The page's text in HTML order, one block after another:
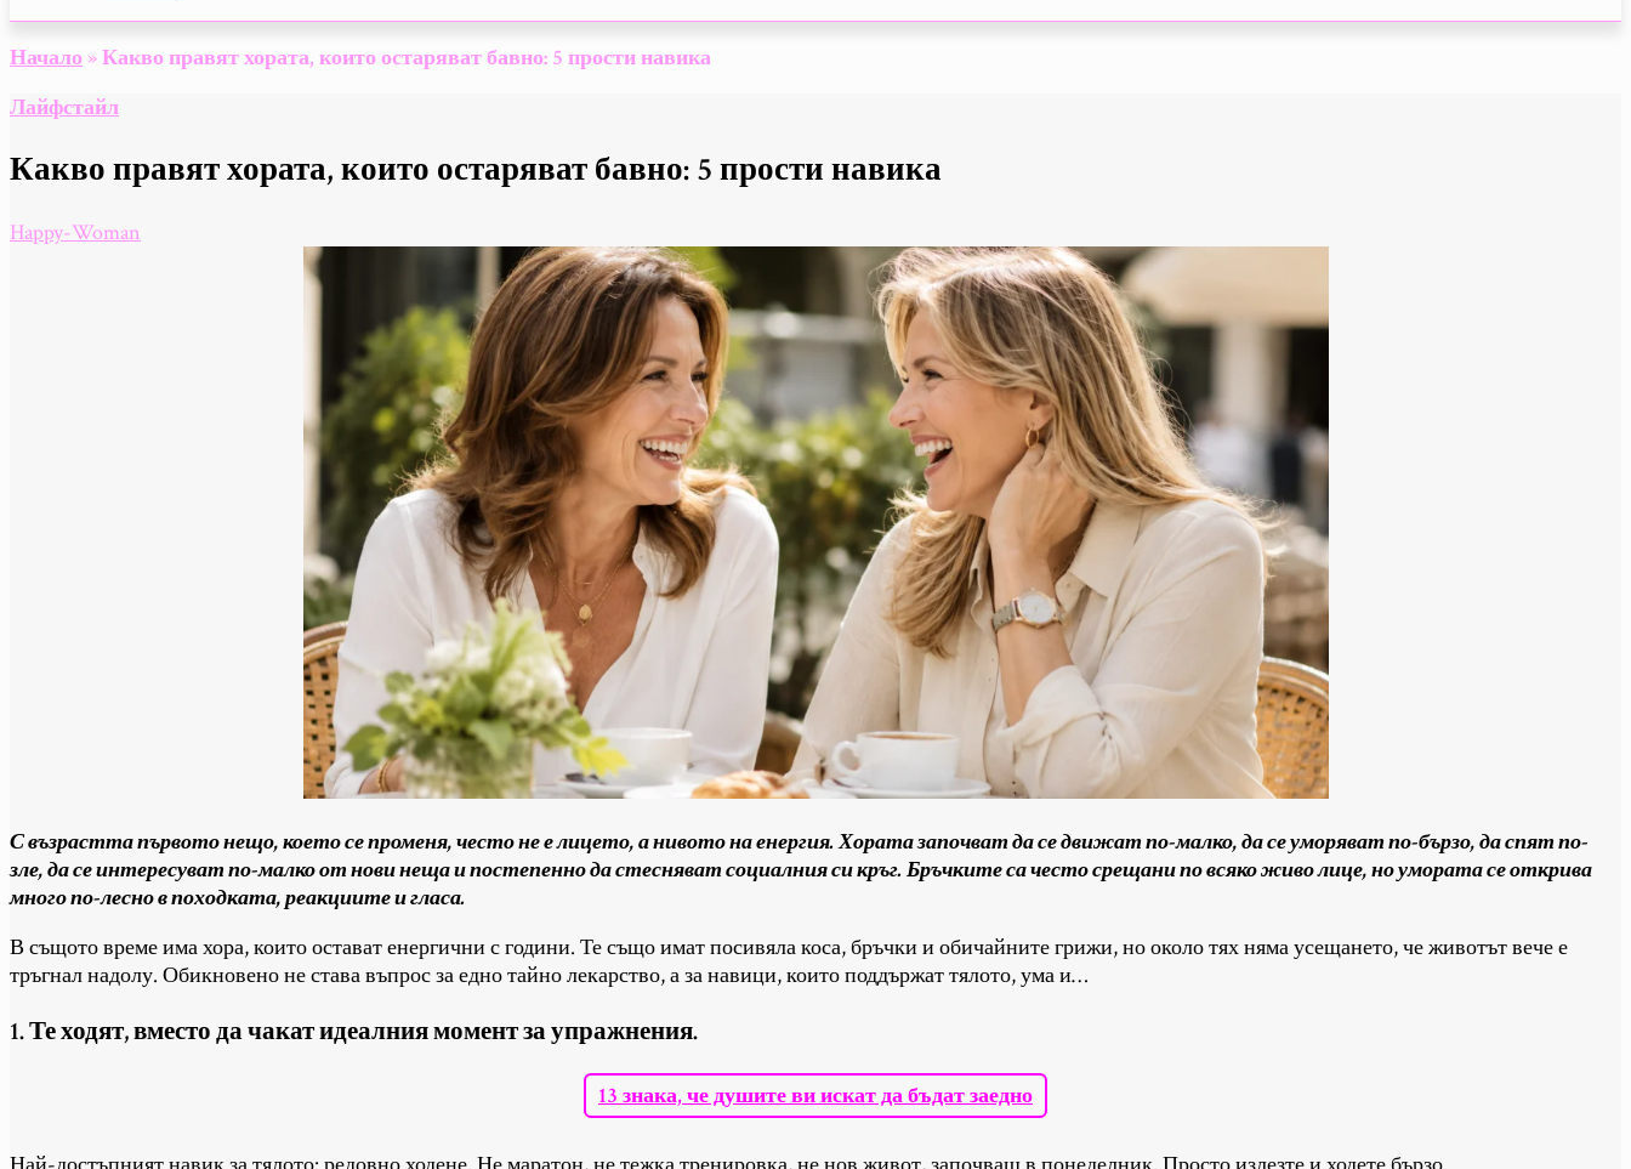
Начало»Какво правят хората, които остаряват бавно: 5 прости навика
Лайфстайл
Какво правят хората, които остаряват бавно: 5 прости навика
Happy-Woman
С възрастта първото нещо, което се променя, често не е лицето, а нивото на енергия. Хората започват да се движат по-малко, да се уморяват по-бързо, да спят по-
зле, да се интересуват по-малко от нови неща и постепенно да стесняват социалния си кръг. Бръчките са често срещани по всяко живо лице, но умората се открива
много по-лесно в походката, реакциите и гласа.
В същото време има хора, които остават енергични с години. Те също имат посивяла коса, бръчки и обичайните грижи, но около тях няма усещането, че животът вече е
тръгнал надолу. Обикновено не става въпрос за едно тайно лекарство, а за навици, които поддържат тялото, ума и…
1. Те ​​ходят, вместо да чакат идеалния момент за упражнения.
13 знака, че душите ви искат да бъдат заедно